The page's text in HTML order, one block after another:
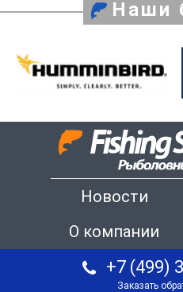
Наши
Новости
О компании
+7 (499)
Заказать